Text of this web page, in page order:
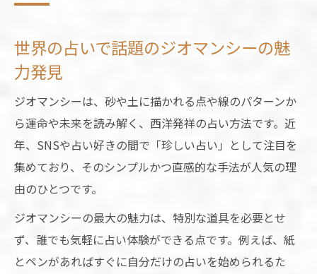
世界の占いで話題のジオマンシーの魅
力発見
ジオマンシーは、砂や土に描かれる点や線のパターンか
ら運命や未来を読み解く、西洋発祥の占い方法です。近
年、SNSや占い好きの間で「珍しい占い」として注目を
集めており、そのシンプルかつ直感的な手法が人気の理
由のひとつです。
ジオマンシーの最大の魅力は、特別な道具を必要とせ
ず、誰でも気軽に占い体験ができる点です。例えば、紙
とペンがあればすぐに自分だけの占いを始められるた